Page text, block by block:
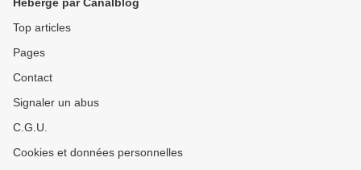
Top articles
Pages
Contact
Signaler un abus
C.G.U.
Cookies et données personnelles